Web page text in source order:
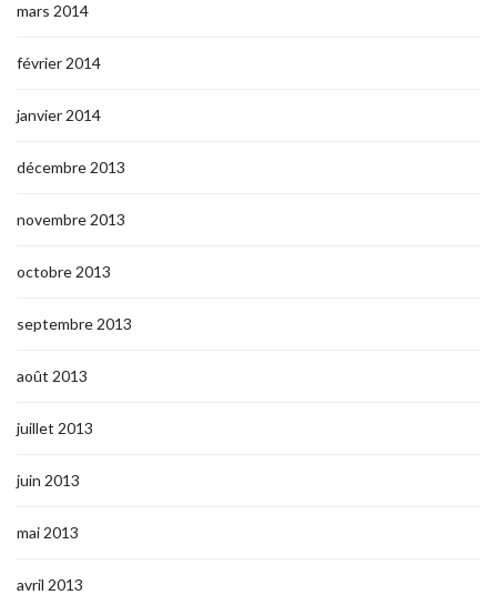
mars 2014
février 2014
janvier 2014
décembre 2013
novembre 2013
octobre 2013
septembre 2013
août 2013
juillet 2013
juin 2013
mai 2013
avril 2013